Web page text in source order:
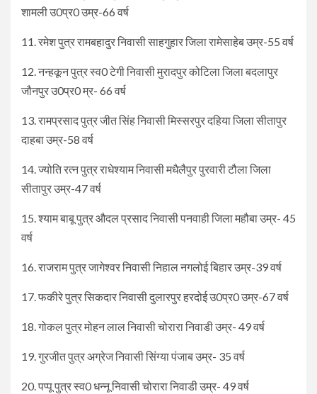
शामली उ0प्र0 उम्र-66 वर्ष
11. रमेश पुत्र रामबहादुर निवासी साहगुहार जिला रामेसाहेब उम्र-55 वर्ष
12. नन्हकून पुत्र स्व0 टेगी निवासी मुरादपुर कोटिला जिला बदलापुर
जौनपुर उ0प्र0 म्र- 66 वर्ष
13. रामप्रसाद पुत्र जीत सिंह निवासी मिस्सरपुर दहिया जिला सीतापुर
दाहबा उम्र-58 वर्ष
14. ज्योति रत्न पुत्र राधेश्याम निवासी मधैलैपुर पुरवारी टौला जिला
सीतापुर उम्र-47 वर्ष
15. श्याम बाबू पुत्र औदल प्रसाद निवासी पनवाही जिला महौबा उम्र- 45
वर्ष
16. राजराम पुत्र जागेश्वर निवासी निहाल नगलोई बिहार उम्र-39 वर्ष
17. फकीरे पुत्र सिकदार निवासी दुलारपुर हरदोई उ0प्र0 उम्र-67 वर्ष
18. गोकल पुत्र मोहन लाल निवासी चोरारा निवाडी उम्र- 49 वर्ष
19. गुरजीत पुत्र अग्रेज निवासी सिंग्या पंजाब उम्र- 35 वर्ष
20. पप्पू पुत्र स्व0 धन्नू निवासी चोरारा निवाडी उम्र- 49 वर्ष